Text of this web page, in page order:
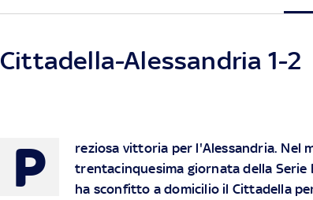
Cittadella-Alessandria 1-2
P
reziosa vittoria per l'Alessandria. Nel
trentacinquesima giornata della Serie
ha sconfitto a domicilio il Cittadella